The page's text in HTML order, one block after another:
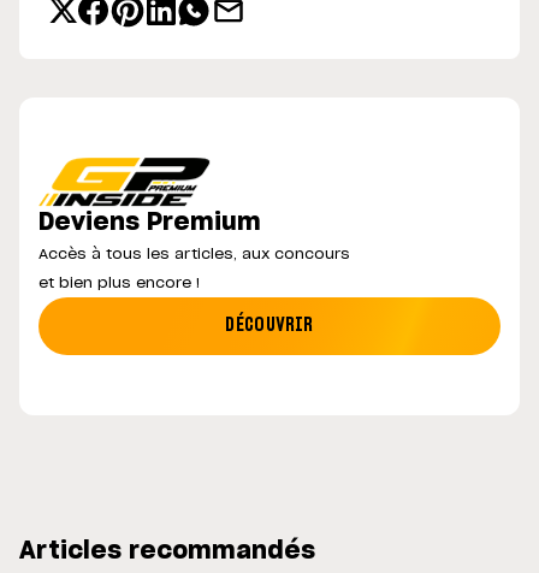
Deviens Premium
Accès à tous les articles, aux concours
et bien plus encore !
DÉCOUVRIR
Articles recommandés